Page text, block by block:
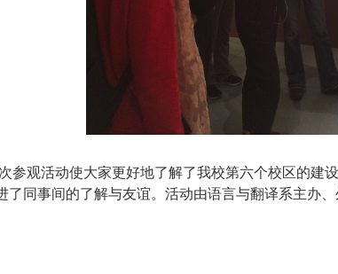
参观活动使大家更好地了解了我校第六个校区的建
了同事间的了解与友谊。活动由语言与翻译系主办、
语